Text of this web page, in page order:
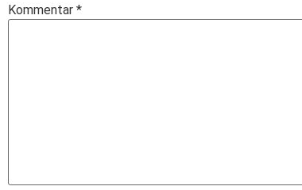
Kommentar *